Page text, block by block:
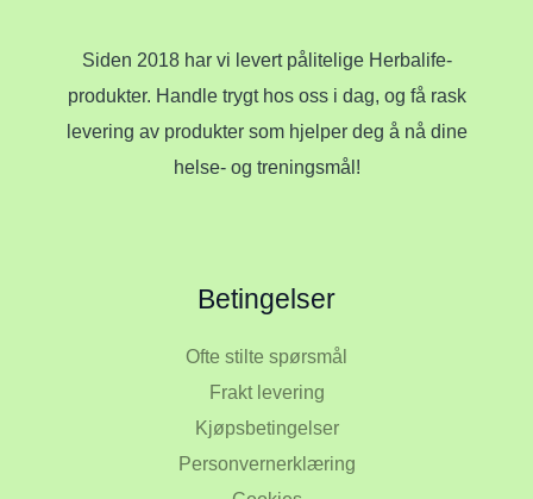
Siden 2018 har vi levert pålitelige Herbalife-
produkter. Handle trygt hos oss i dag, og få rask
levering av produkter som hjelper deg å nå dine
helse- og treningsmål!
Betingelser
Ofte stilte spørsmål
Frakt levering
Kjøpsbetingelser
Personvernerklæring